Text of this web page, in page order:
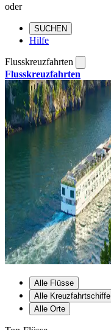
oder
SUCHEN
Hilfe
Flusskreuzfahrten
Flusskreuzfahrten
Alle Flüsse
Alle Kreuzfahrtschiffe
Alle Orte